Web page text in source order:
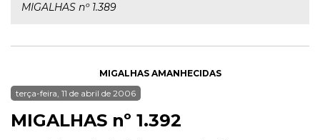
MIGALHAS nº 1.389
MIGALHAS AMANHECIDAS
terça-feira, 11 de abril de 2006
MIGALHAS nº 1.392